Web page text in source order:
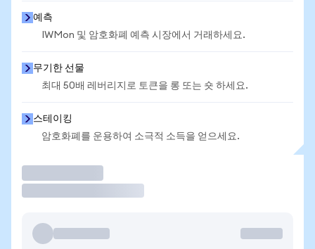
예측
IWMon 및 암호화폐 예측 시장에서 거래하세요.
무기한 선물
최대 50배 레버리지로 토큰을 롱 또는 숏 하세요.
스테이킹
암호화폐를 운용하여 소극적 소득을 얻으세요.